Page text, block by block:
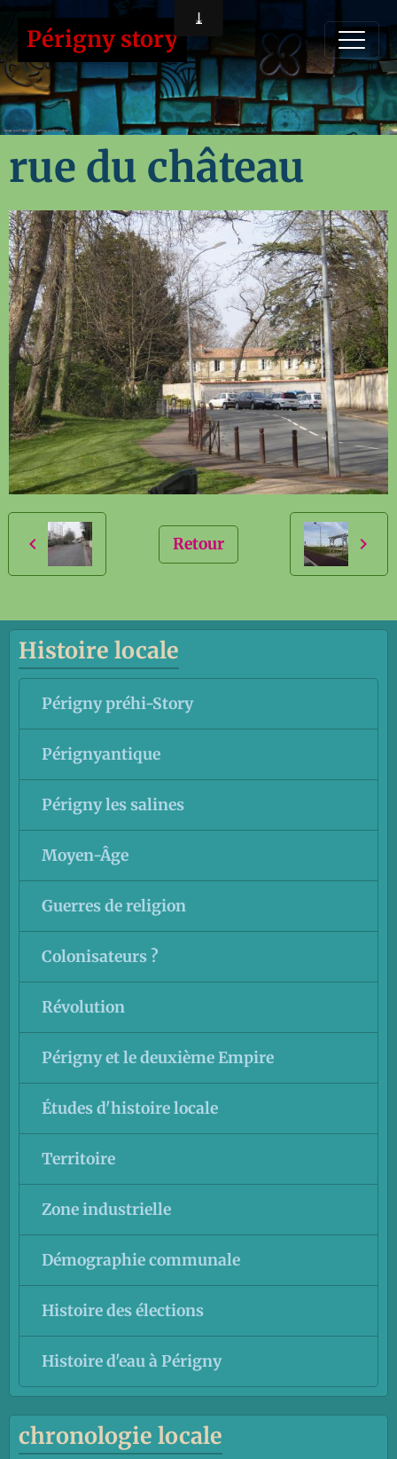
Périgny story
rue du château
Retour
Histoire locale
Périgny préhi-Story
Pérignyantique
Périgny les salines
Moyen-Âge
Guerres de religion
Colonisateurs ?
Révolution
Périgny et le deuxième Empire
Études d'histoire locale
Territoire
Zone industrielle
Démographie communale
Histoire des élections
Histoire d'eau à Périgny
chronologie locale